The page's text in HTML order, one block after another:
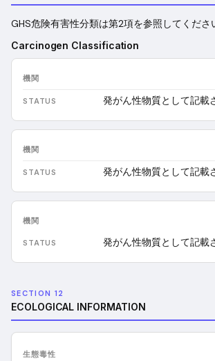
GHS危険有害性分類は第2項を参照してくださ
Carcinogen Classification
発がん性物質として記載
発がん性物質として記載
発がん性物質として記載
SECTION 12
ECOLOGICAL INFORMATION
生態毒性